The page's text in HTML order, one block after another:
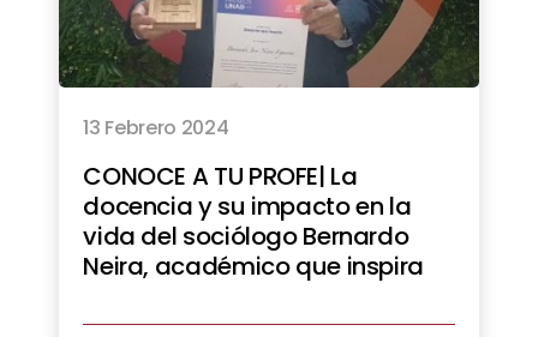
13 Febrero 2024
CONOCE A TU PROFE| La
docencia y su impacto en la
vida del sociólogo Bernardo
Neira, académico que inspira